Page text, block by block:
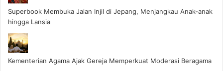
Superbook Membuka Jalan Injil di Jepang, Menjangkau Anak-anak
hingga Lansia
Kementerian Agama Ajak Gereja Memperkuat Moderasi Beragama